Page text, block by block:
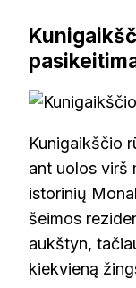
Kunigaikščio
ant uolos virš
istorinių
šeimos
aukštyn,
kiekvieną